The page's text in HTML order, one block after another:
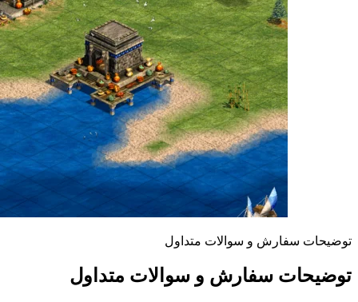
توضیحات سفارش و سوالات متداول
توضیحات سفارش و سوالات متداول